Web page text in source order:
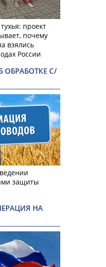
проект
почему
взялись
России
С/
защиты
НА